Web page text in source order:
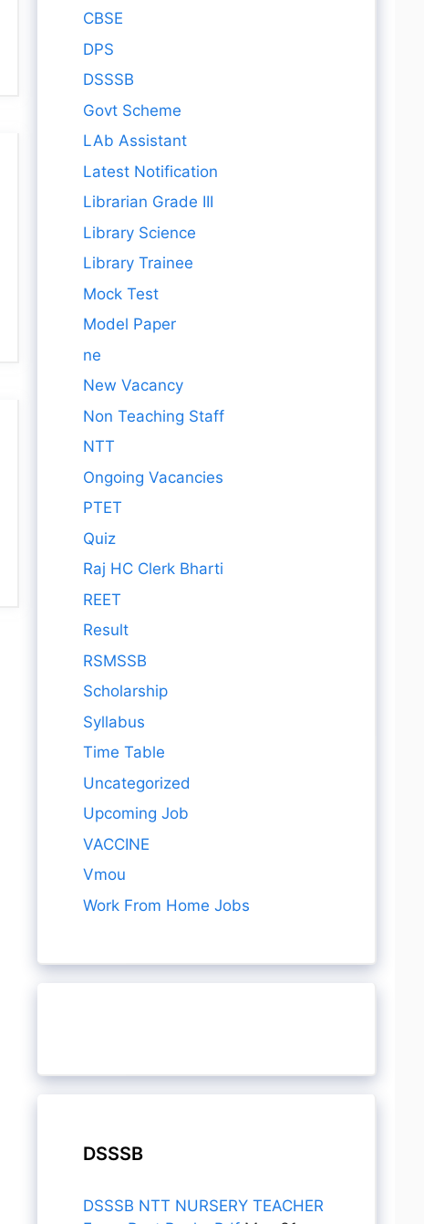
CBSE
DPS
DSSSB
Govt Scheme
LAb Assistant
Latest Notification
Librarian Grade III
Library Science
Library Trainee
Mock Test
Model Paper
ne
New Vacancy
Non Teaching Staff
NTT
Ongoing Vacancies
PTET
Quiz
Raj HC Clerk Bharti
REET
Result
RSMSSB
Scholarship
Syllabus
Time Table
Uncategorized
Upcoming Job
VACCINE
Vmou
Work From Home Jobs
DSSSB
DSSSB NTT NURSERY TEACHER